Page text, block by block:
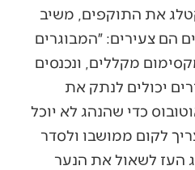
את התוקפים, משיב
הם צעירים: ״המבוגרים
מקללים, ונכנסים
יכולים לנתק את
כדי שהנהג לא יוכל
לקום ממושבו ולסדר
העז לשאול את הנער